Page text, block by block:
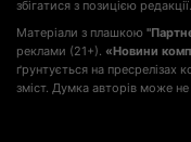
збігатися з позицією редакції.
Матеріали з плашкою
реклами (21+). «Новини
ґрунтується на пресрелізах
зміст. Думка авторів може не